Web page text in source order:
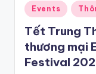
Posted
in
Events
Tết Trung
thương mại
Festival